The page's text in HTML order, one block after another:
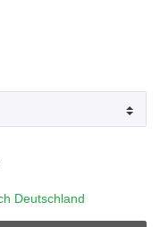
Deutschland